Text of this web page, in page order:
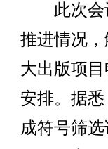
此次会议
推进情况
大出版项
安排。据
成符号筛